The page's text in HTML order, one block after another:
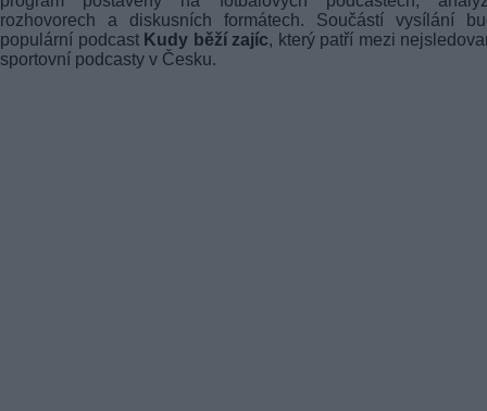
rozhovorech a diskusních formátech. Součástí vysílání
populární podcast Kudy běží zajíc, který patří mezi
sportovní podcasty v Česku.